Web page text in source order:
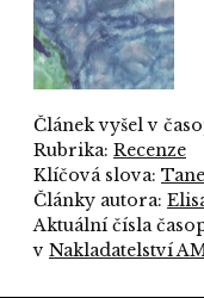
Článek vyšel v
Rubrika: Recenze
Klíčová slova:
Články autora:
Aktuální čísla
v Nakladatelství